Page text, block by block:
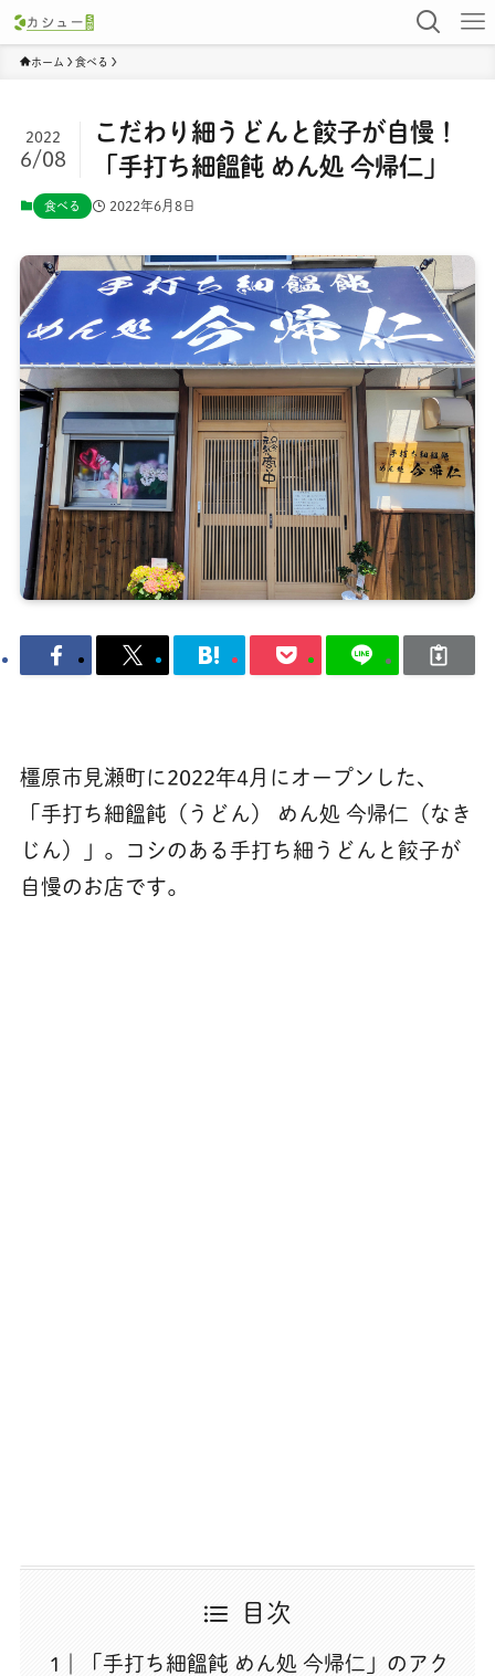
ホーム 食べる
こだわり細うどんと餃子が自慢！
「手打ち細饂飩 めん処 今帰仁」
2022
6/08
食べる 2022年6月8日
橿原市見瀬町に2022年4月にオープンした、
「手打ち細饂飩（うどん） めん処 今帰仁（なき
じん）」。コシのある手打ち細うどんと餃子が
自慢のお店です。
目次
「手打ち細饂飩 めん処 今帰仁」のアク